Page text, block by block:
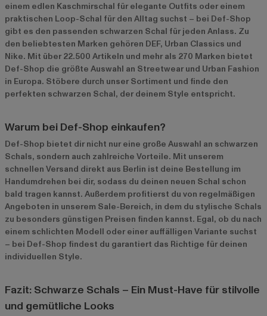
einem edlen Kaschmirschal für elegante Outfits oder einem
praktischen Loop-Schal für den Alltag suchst – bei Def-Shop
gibt es den passenden schwarzen Schal für jeden Anlass. Zu
den beliebtesten Marken gehören DEF, Urban Classics und
Nike. Mit über 22.500 Artikeln und mehr als 270 Marken bietet
Def-Shop die größte Auswahl an Streetwear und Urban Fashion
in Europa. Stöbere durch unser Sortiment und finde den
perfekten schwarzen Schal, der deinem Style entspricht.
Warum bei Def-Shop einkaufen?
Def-Shop bietet dir nicht nur eine große Auswahl an schwarzen
Schals, sondern auch zahlreiche Vorteile. Mit unserem
schnellen Versand direkt aus Berlin ist deine Bestellung im
Handumdrehen bei dir, sodass du deinen neuen Schal schon
bald tragen kannst. Außerdem profitierst du von regelmäßigen
Angeboten in unserem Sale-Bereich, in dem du stylische Schals
zu besonders günstigen Preisen finden kannst. Egal, ob du nach
einem schlichten Modell oder einer auffälligen Variante suchst
– bei Def-Shop findest du garantiert das Richtige für deinen
individuellen Style.
Fazit: Schwarze Schals – Ein Must-Have für stilvolle
und gemütliche Looks